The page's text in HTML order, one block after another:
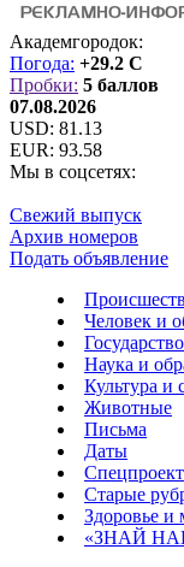
Академгородок:
Погода: +29.2 C
Пробки: 5 баллов
07.08.2026
USD: 81.13
EUR: 93.58
Мы в соцсетях:
Свежий выпуск
Архив номеров
Подать объявление
Человек и
Наука и
Культура и
Животные
Письма
Даты
Спецпроект
Старые
Здоровье и
«ЗНАЙ